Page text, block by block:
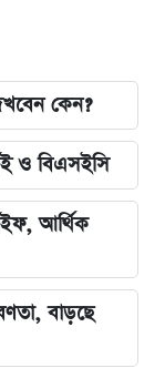
কেন?
ও বিএসইসি
আর্থিক
বাড়ছে